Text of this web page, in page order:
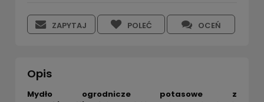
ZAPYTAJ POLEĆ OCEŃ
Opis
Mydło ogrodnicze potasowe z